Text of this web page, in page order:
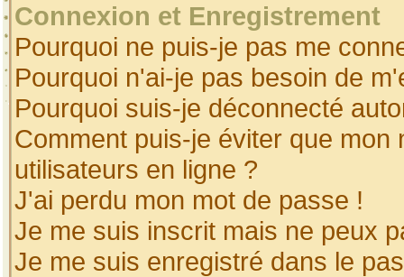
Connexion et Enregistrement
Pourquoi ne puis-je pas me
Pourquoi n'ai-je pas besoin de
Pourquoi suis-je déconnecté
Comment puis-je éviter que
utilisateurs en ligne ?
J'ai perdu mon mot de passe !
Je me suis inscrit mais ne peux
Je me suis enregistré dans le